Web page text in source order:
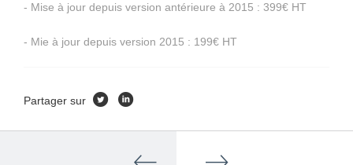
- Mise à jour depuis version antérieure à 2015 : 399€ HT
- Mie à jour depuis version 2015 : 199€ HT
Partager sur